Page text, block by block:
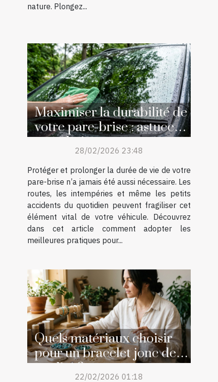
nature. Plongez...
Maximiser la durabilité de
votre pare-brise : astuces
et techniques
28/02/2026 23:48
Protéger et prolonger la durée de vie de votre
pare-brise n’a jamais été aussi nécessaire. Les
routes, les intempéries et même les petits
accidents du quotidien peuvent fragiliser cet
élément vital de votre véhicule. Découvrez
dans cet article comment adopter les
meilleures pratiques pour...
Quels matériaux choisir
pour un bracelet jonc de
qualité ?
22/02/2026 01:18